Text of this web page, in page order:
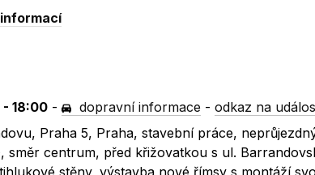
- 18:00 - dopravní informace -odkaz na
Praha 5, Praha, stavební práce,
směr centrum, před křižovatkou s ul.
stěny, výstavba nové římsy s montáží